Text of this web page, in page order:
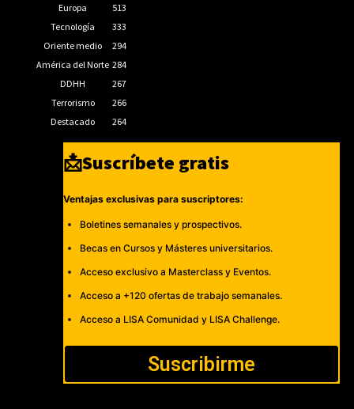
Europa
513
Tecnología
333
Oriente medio
294
América del Norte 284
DDHH
267
Terrorismo
266
Destacado
264
📩Suscríbete gratis
Ventajas exclusivas para suscriptores:
Boletines semanales y prospectivos.
Becas en Cursos y Másteres universitarios.
Acceso exclusivo a Masterclass y Eventos.
Acceso a +120 ofertas de trabajo semanales.
Acceso a LISA Comunidad y LISA Challenge.
Suscribirme